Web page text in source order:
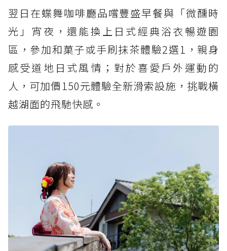
翌日在蝶舞咖啡廳品嚐豐盛早餐與「微醺時
光」宵夜，還能換上日式經典浴衣暢遊園
區，參加和菓子或手刷抹茶體驗2選1，親身
感受道地日式風情；對於喜愛戶外運動的
人，可加價150元體驗全新滑索設施，挑戰橫
越湖面的飛馳快感。